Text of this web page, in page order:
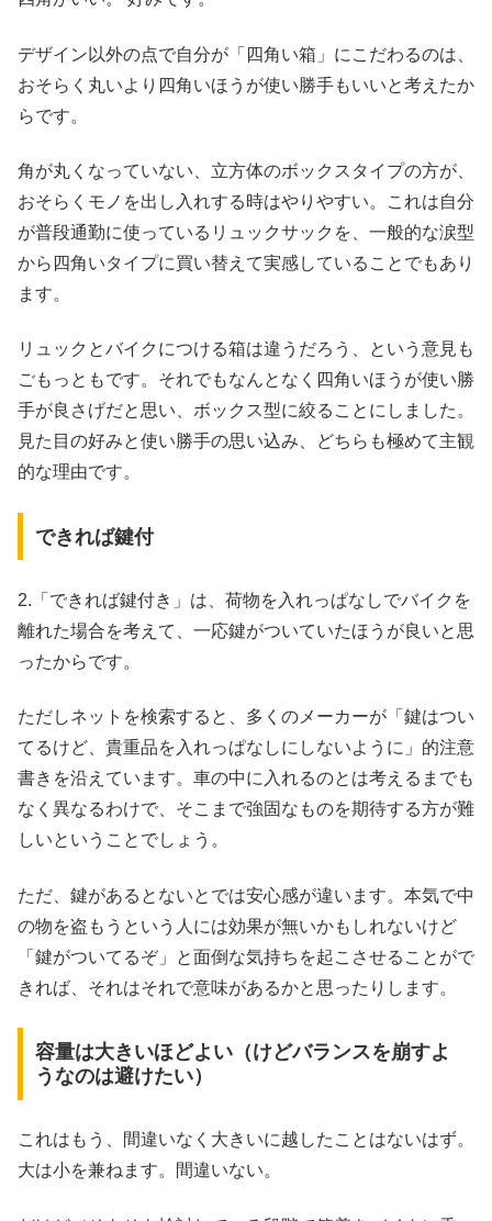
デザイン以外の点で自分が「四角い箱」にこだわるのは、
おそらく丸いより四角いほうが使い勝手もいいと考えたか
らです。
角が丸くなっていない、立方体のボックスタイプの方が、
おそらくモノを出し入れする時はやりやすい。これは自分
が普段通勤に使っているリュックサックを、一般的な涙型
から四角いタイプに買い替えて実感していることでもあり
ます。
リュックとバイクにつける箱は違うだろう、という意見も
ごもっともです。それでもなんとなく四角いほうが使い勝
手が良さげだと思い、ボックス型に絞ることにしました。
見た目の好みと使い勝手の思い込み、どちらも極めて主観
的な理由です。
できれば鍵付
2.「できれば鍵付き」は、荷物を入れっぱなしでバイクを
離れた場合を考えて、一応鍵がついていたほうが良いと思
ったからです。
ただしネットを検索すると、多くのメーカーが「鍵はつい
てるけど、貴重品を入れっぱなしにしないように」的注意
書きを沿えています。車の中に入れるのとは考えるまでも
なく異なるわけで、そこまで強固なものを期待する方が難
しいということでしょう。
ただ、鍵があるとないとでは安心感が違います。本気で中
の物を盗もうという人には効果が無いかもしれないけど
「鍵がついてるぞ」と面倒な気持ちを起こさせることがで
きれば、それはそれで意味があるかと思ったりします。
容量は大きいほどよい（けどバランスを崩すよ
うなのは避けたい）
これはもう、間違いなく大きいに越したことはないはず。
大は小を兼ねます。間違いない。